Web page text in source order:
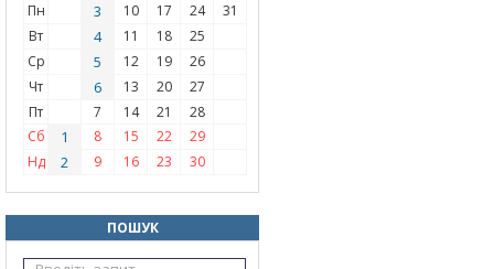
Пн 3 10 17 24
31
Вт
4 11 18
25
Ср
5 12 19
26
Чт
6 13 20
27
Пт
7 14 21
28
Сб
1 8 15 22
29
Нд
2 9 16 23 30
ПОШУК